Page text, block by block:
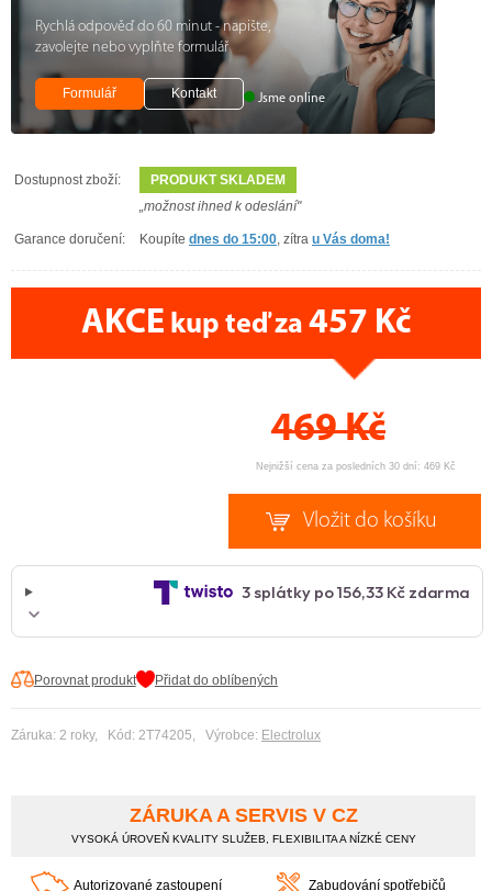
Rychlá odpověď do 60 minut - napište,
zavolejte nebo vyplňte formulář
Formulář Kontakt Jsme online
Dostupnost zboží:
PRODUKT SKLADEM
„možnost ihned k odeslání"
Garance doručení: Koupíte dnes do 15:00 , zítra u Vás doma!
AKCE kup teď za 457 Kč
469Kč
Nejnižší cena za posledních 30 dní: 469 Kč
Porovnat produkt Přidat do oblíbených
Záruka: 2 roky, Kód: 2T74205, Výrobce: Electrolux
ZÁRUKA A SERVIS V CZ
VYSOKÁ ÚROVEŇ KVALITY SLUŽEB, FLEXIBILITA A NÍZKÉ CENY
Autorizované zastoupení Zabudování spotřebičů